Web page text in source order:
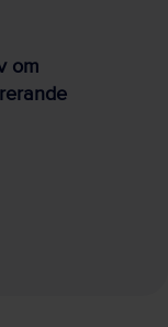
om